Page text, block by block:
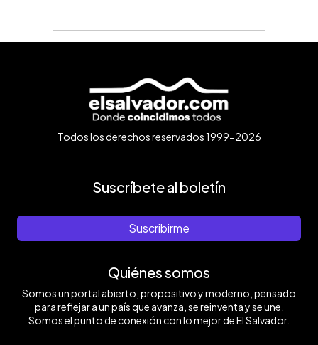
Todos los derechos reservados 1999-2026
Suscríbete al boletín
Suscribirme
Quiénes somos
Somos un portal abierto, propositivo y moderno, pensado
para reflejar a un país que avanza, se reinventa y se une.
Somos el punto de conexión con lo mejor de El Salvador.